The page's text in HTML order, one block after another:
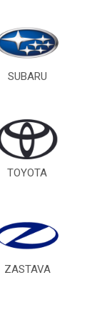
SUBARU
TOYOTA
ZASTAVA